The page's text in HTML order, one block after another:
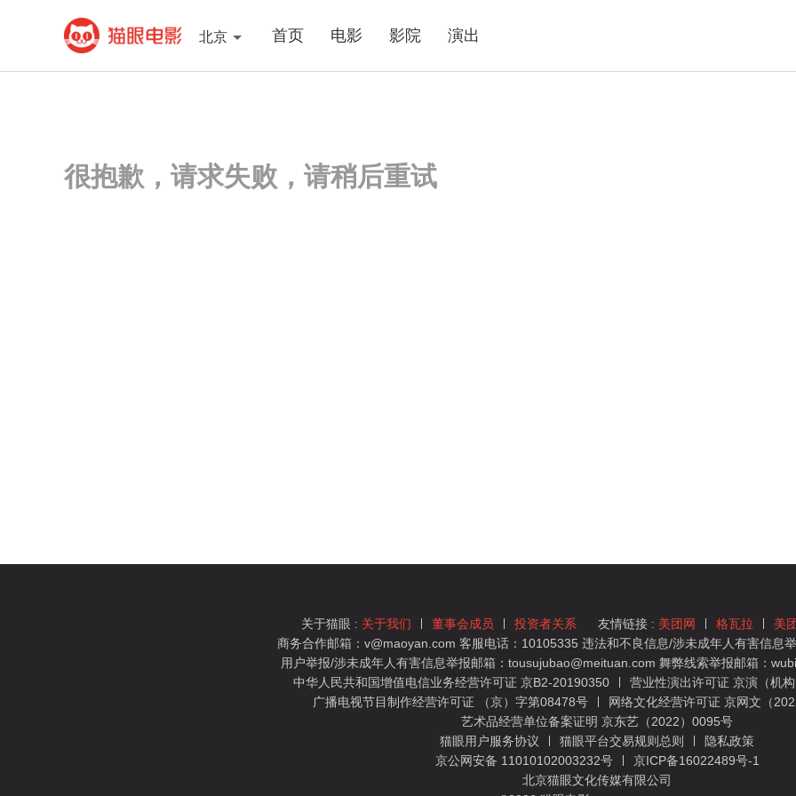
北京 首页 电影 影院 演出
很抱歉，请求失败，请稍后重试
关于猫眼 : 关于我们 董事会成员 投资者关系 友情链接 : 美团网 格瓦拉 美
商务合作邮箱：v@maoyan.com 客服电话：10105335 违法和不良信息/涉未成年人有害信息
用户举报/涉未成年人有害信息举报邮箱：tousujubao@meituan.com 舞弊线索举报邮箱：
中华人民共和国增值电信业务经营许可证 京B2-20190350
营业性演出许可证 京演（机
广播电视节目制作经营许可证 （京）字第08478号
网络文化经营许可证 京网文（
艺术品经营单位备案证明 京东艺（2022）0095号
猫眼用户服务协议
猫眼平台交易规则总则
隐私政策
京公网安备 11010102003232号
京ICP备16022489号-1
北京猫眼文化传媒有限公司